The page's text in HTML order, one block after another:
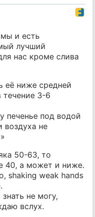
и есть
лучший
нас кроме слива
её ниже средней
течение 3-6
печенье под водой
воздуха не
50-63, то
40, а может и ниже.
shaking weak hands
не могу,
вслух.